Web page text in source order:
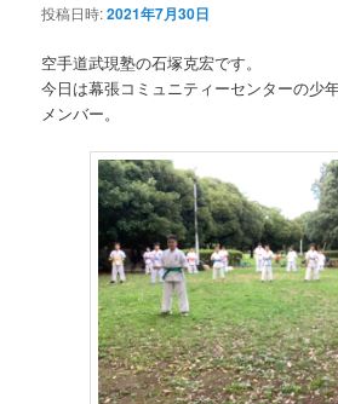
投稿日時:2021年7月30日
空手道武現塾の石塚克宏です。
今日は幕張コミュニティーセンターの少
メンバー。